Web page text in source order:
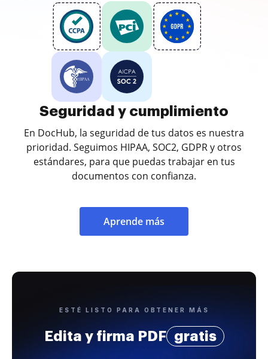
Seguridad y cumplimiento
En DocHub, la seguridad de tus datos es nuestra
prioridad. Seguimos HIPAA, SOC2, GDPR y otros
estándares, para que puedas trabajar en tus
documentos con confianza.
Aprende más
ESTÉ LISTO PARA OBTENER MÁS
Edita y firma PDF gratis